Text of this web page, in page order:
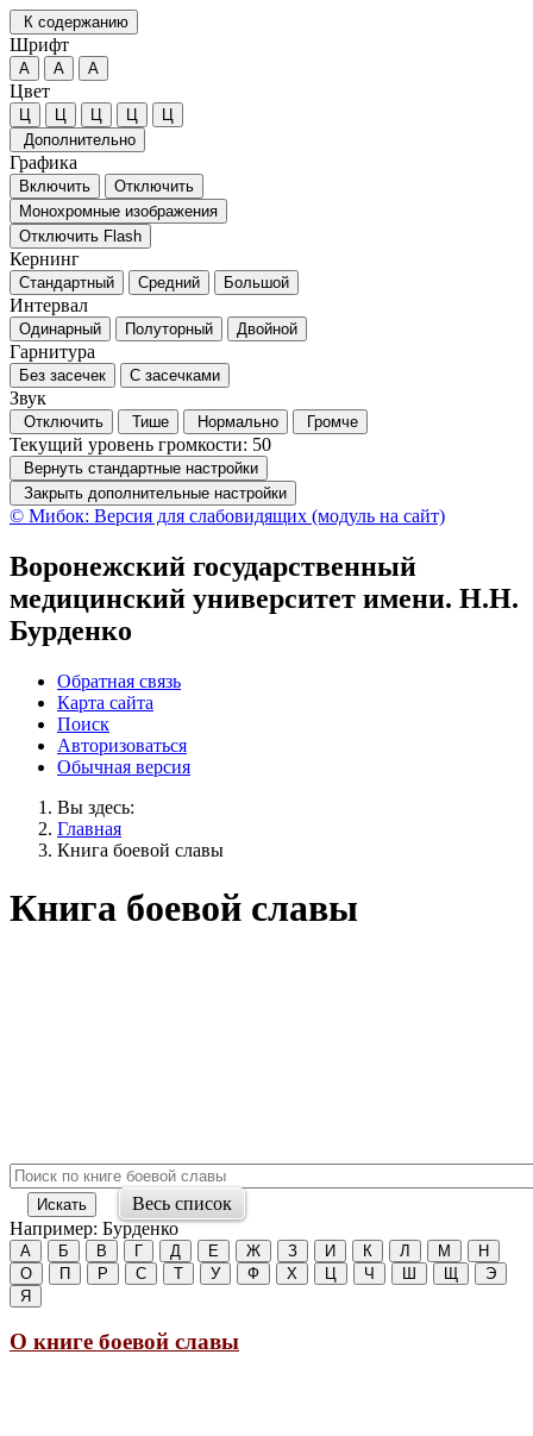
К содержанию
Шрифт
А А А
Цвет
Ц Ц Ц Ц
Ц
Дополнительно
Графика
Включить
Отключить
Монохромные изображения
Отключить Flash
Кернинг
Стандартный Средний Большой
Интервал
Одинарный Полуторный Двойной
Гарнитура
Без засечек С засечками
Звук
Отключить Тише Нормально Громче
Текущий уровень громкости: 50
Вернуть стандартные настройки
Закрыть дополнительные настройки
© Мибок: Версия для слабовидящих (модуль на сайт)
Воронежский государственный
медицинский университет имени. Н.Н.
Бурденко
Обратная связь
Карта сайта
Поиск
Авторизоваться
Обычная версия
Вы здесь:
Главная
Книга боевой славы
Книга боевой славы
Весь список
Например: Бурденко
O книге боевой славы